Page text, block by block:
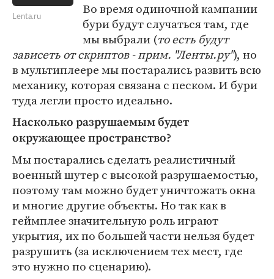
Lenta.ru
Во время одиночной кампании
бури будут случаться там, где
мы выбрали (то есть будут
зависеть от скриптов - прим. "Ленты.ру"), но
в мультиплеере мы постарались развить всю
механику, которая связана с песком. И бури
туда легли просто идеально.
Насколько разрушаемым будет
окружающее пространство?
Мы постарались сделать реалистичный
военный шутер с высокой разрушаемостью,
поэтому там можно будет уничтожать окна
и многие другие объекты. Но так как в
геймплее значительную роль играют
укрытия, их по большей части нельзя будет
разрушить (за исключением тех мест, где
это нужно по сценарию).